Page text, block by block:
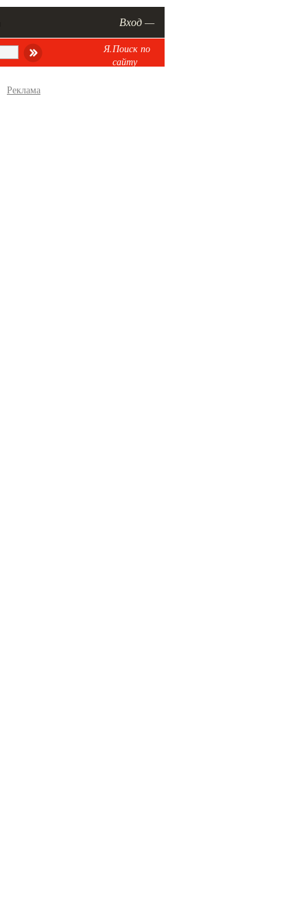
Вход —
Я.Поиск по
сайту
Реклама